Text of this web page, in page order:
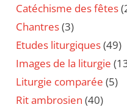
Catéchisme des fêtes
Chantres(3)
Etudes liturgiques(49)
Images de la liturgie
Liturgie comparée (5)
Rit ambrosien (40)